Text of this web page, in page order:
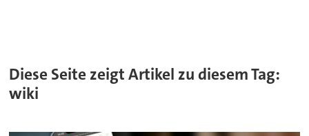
Diese Seite zeigt Artikel zu diesem Tag:
wiki